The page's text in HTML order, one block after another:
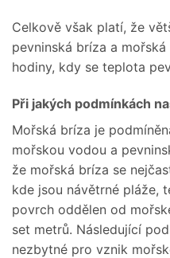
Celkově však platí, že
pevninská bríza a
hodiny, kdy se teplota
Při jakých podmínkách
Mořská bríza je
mořskou vodou a
že mořská bríza se
kde jsou návětrné pláže,
povrch oddělen od
set metrů. Následující
nezbytné pro vznik